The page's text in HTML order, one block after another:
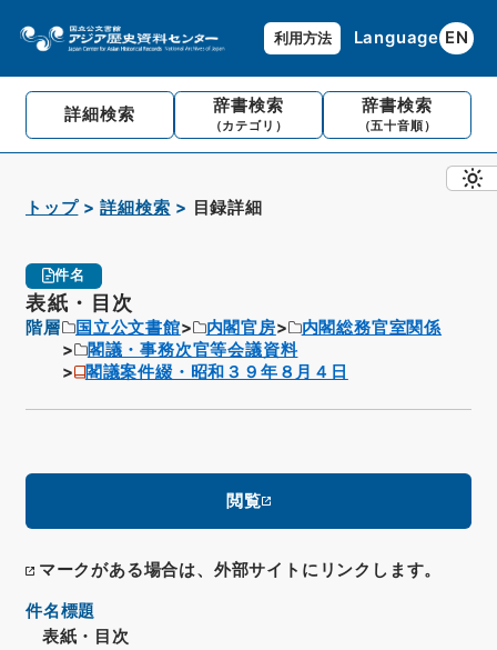
利用方法 Language EN
詳細検索 辞書検索
（カテゴリ）
辞書検索
（五十音順）
トップ 詳細検索 目録詳細
件名
表紙・目次
階層 国立公文書館 内閣官房
内閣総務官室関係
閣議・事務次官等会議資料
閣議案件綴・昭和３９年８月４日
閲覧
マークがある場合は、外部サイトにリンクします。
件名標題
表紙・目次